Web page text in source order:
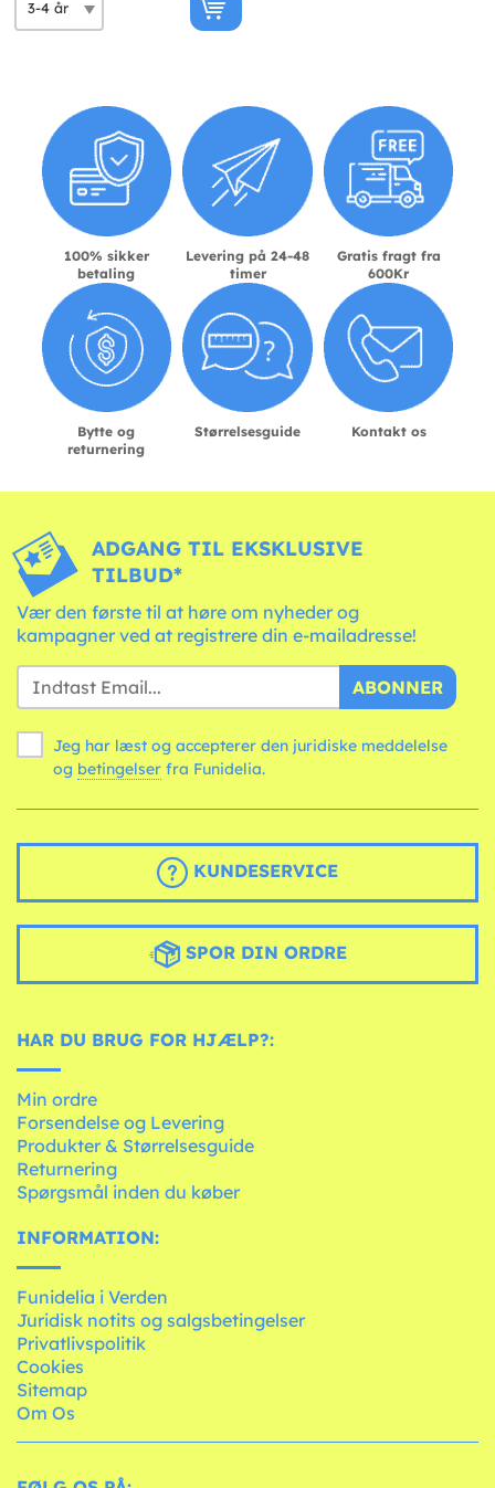
100% sikker
betaling
Levering på 24-48
timer
Gratis fragt fra
600Kr
Bytte og
returnering
Størrelsesguide Kontakt os
ADGANG TIL EKSKLUSIVE
TILBUD*
Vær den første til at høre om nyheder og
kampagner ved at registrere din e-mailadresse!
ABONNER
Jeg har læst og accepterer den juridiske meddelelse
og betingelser fra Funidelia.
KUNDESERVICE
SPOR DIN ORDRE
HAR DU BRUG FOR HJÆLP?:
Min ordre
Forsendelse og Levering
Produkter & Størrelsesguide
Returnering
Spørgsmål inden du køber
INFORMATION:
Funidelia i Verden
Juridisk notits og salgsbetingelser
Privatlivspolitik
Cookies
Sitemap
Om Os